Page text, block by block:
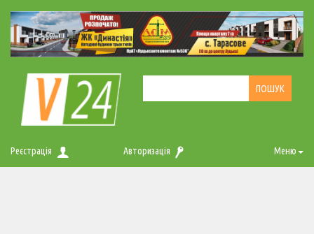
Реєстрація Авторизація Меню